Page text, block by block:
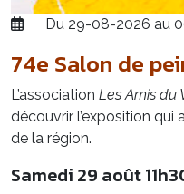
Du 29-08-2026 au
74e Salon de
L’association Les Amis du
découvrir l’exposition qui
de la région.
Samedi 29 août